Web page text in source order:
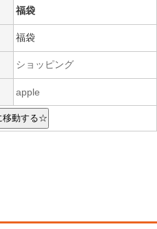
福袋
福袋
ショッピング
apple